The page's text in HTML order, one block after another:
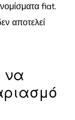
fiat.
αποτελεί
να